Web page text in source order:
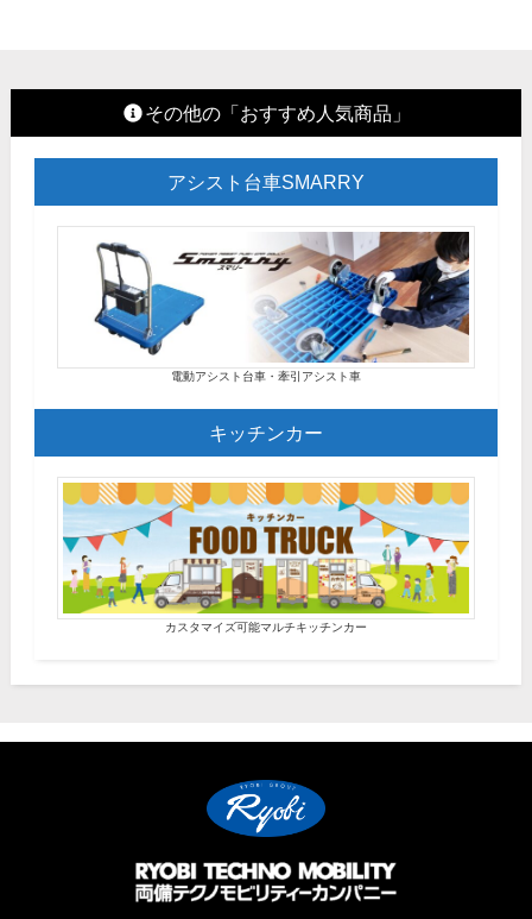
その他の「おすすめ人気商品」
アシスト台車SMARRY
電動アシスト台車・牽引アシスト車
キッチンカー
カスタマイズ可能マルチキッチンカー